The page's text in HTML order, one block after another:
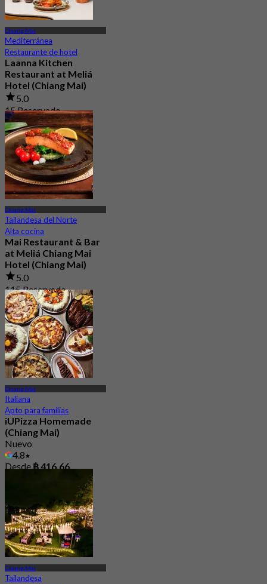
Chiang Mai
Mediterránea
Restaurante de hotel
Laanna Kitchen
Restaurant at Meliá
Hotel (Chiang Mai)
5.0
15 Reservado
Desde฿ 799
Chiang Mai
Tailandesa del Norte
Alta cocina
Mai Restaurant & Bar
at Meliá Chiang Mai
Hotel (Chiang Mai)
5.0
115 Reservado
Desde฿ 425
Chiang Mai
Italiana
Apto para familias
iUPizza Homemade
(Chiang Mai)
Nuevo
4.8
Desde฿ 416.66
Chiang Mai
Tailandesa